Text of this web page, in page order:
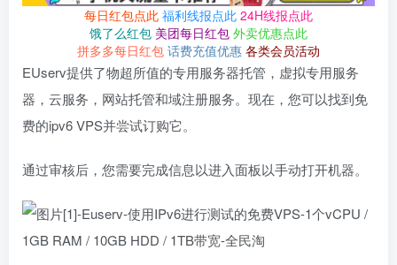
每日红包点此 福利线报点此 24H线报点此
饿了么红包 美团每日红包 外卖优惠点此
拼多多每日红包 话费充值优惠 各类会员活动
EUserv提供了物超所值的专用服务器托管，虚拟专用服务
器，云服务，网站托管和域注册服务。现在，您可以找到免
费的ipv6 VPS并尝试订购它。
通过审核后，您需要完成信息以进入面板以手动打开机器。